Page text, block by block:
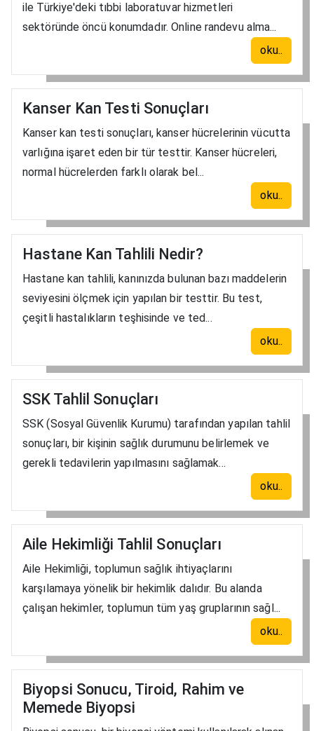
ile Türkiye'deki tıbbi laboratuvar hizmetleri
sektöründe öncü konumdadır. Online randevu alma...
oku..
Kanser Kan Testi Sonuçları
Kanser kan testi sonuçları, kanser hücrelerinin vücutta
varlığına işaret eden bir tür testtir. Kanser hücreleri,
normal hücrelerden farklı olarak bel...
oku..
Hastane Kan Tahlili Nedir?
Hastane kan tahlili, kanınızda bulunan bazı maddelerin
seviyesini ölçmek için yapılan bir testtir. Bu test,
çeşitli hastalıkların teşhisinde ve ted...
oku..
SSK Tahlil Sonuçları
SSK (Sosyal Güvenlik Kurumu) tarafından yapılan tahlil
sonuçları, bir kişinin sağlık durumunu belirlemek ve
gerekli tedavilerin yapılmasını sağlamak...
oku..
Aile Hekimliği Tahlil Sonuçları
Aile Hekimliği, toplumun sağlık ihtiyaçlarını
karşılamaya yönelik bir hekimlik dalıdır. Bu alanda
çalışan hekimler, toplumun tüm yaş gruplarının sağl...
oku..
Biyopsi Sonucu, Tiroid, Rahim ve
Memede Biyopsi